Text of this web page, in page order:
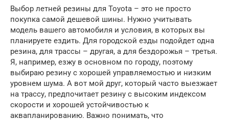
Выбор летней резины для Toyota – это не просто
покупка самой дешевой шины. Нужно учитывать
модель вашего автомобиля и условия, в которых вы
планируете ездить. Для городской езды подойдет одна
резина, для трассы – другая, а для бездорожья – третья.
Я, например, езжу в основном по городу, поэтому
выбираю резину с хорошей управляемостью и низким
уровнем шума. А вот мой друг, который часто выезжает
на трассу, предпочитает резину с высоким индексом
скорости и хорошей устойчивостью к
аквапланированию. Важно понимать, что